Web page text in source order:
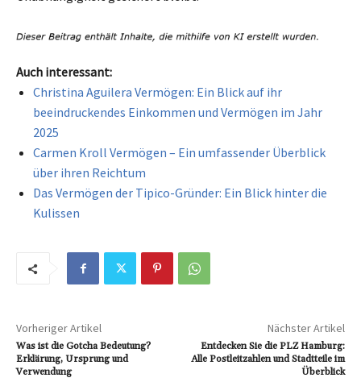
Auch interessant:
Christina Aguilera Vermögen: Ein Blick auf ihr
beeindruckendes Einkommen und Vermögen im Jahr
2025
Carmen Kroll Vermögen – Ein umfassender Überblick
über ihren Reichtum
Das Vermögen der Tipico-Gründer: Ein Blick hinter die
Kulissen
Vorheriger Artikel
Was ist die Gotcha Bedeutung?
Erklärung, Ursprung und
Verwendung
Nächster Artikel
Entdecken Sie die PLZ Hamburg:
Alle Postleitzahlen und Stadtteile im
Überblick